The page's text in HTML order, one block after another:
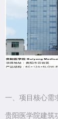
一、项目核心需
贵阳医学院建筑